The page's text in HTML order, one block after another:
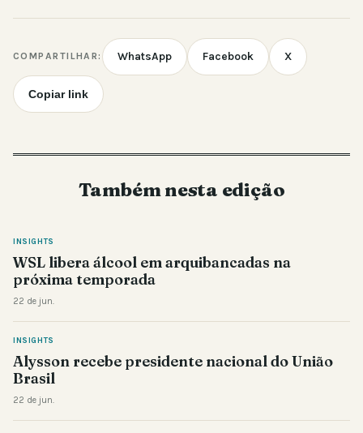
COMPARTILHAR: WhatsApp Facebook X
Copiar link
Também nesta edição
INSIGHTS
WSL libera álcool em arquibancadas na
próxima temporada
22 de jun.
INSIGHTS
Alysson recebe presidente nacional do União
Brasil
22 de jun.